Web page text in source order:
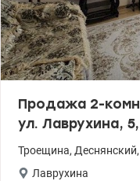
Продажа 2-
ул. Лаврухина,
Троещина, Деснянский,
Лаврухина